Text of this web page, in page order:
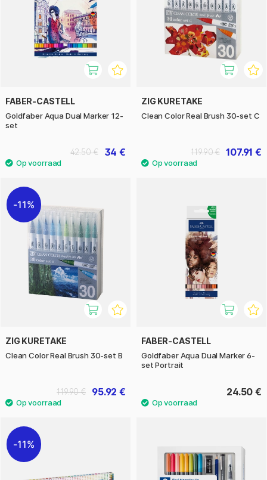
FABER-CASTELL
Goldfaber Aqua Dual Marker 12-
set
34 €
42.50 €
ZIG KURETAKE
Clean Color Real Brush 30-set C
107.91 €
119.90 €
11%
ZIG KURETAKE
Clean Color Real Brush 30-set B
95.92 €
119.90 €
FABER-CASTELL
Goldfaber Aqua Dual Marker 6-
set Portrait
24.50 €
11%